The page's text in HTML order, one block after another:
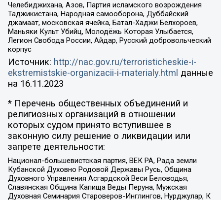
Челебиджихана, Азов, Партия исламского возрождения
Таджикистана, Народная самооборона, Дуббайский
джамаат, московская ячейка, Батал-Хаджи Белхороев,
Маньяки Культ Убийц, Молодёжь Которая Улыбается,
Легион Свобода России, Айдар, Русский добровольческий
корпус
Источник: http://nac.gov.ru/terroristicheskie-i-
ekstremistskie-organizacii-i-materialy.html данные
на 16.11.2023
* Перечень общественных объединений и
религиозных организаций в отношении
которых судом принято вступившее в
законную силу решение о ликвидации или
запрете деятельности:
Национал-большевистская партия, ВЕК РА, Рада земли
Кубанской Духовно Родовой Державы Русь, Община
Духовного Управления Асгардской Веси Беловодья,
Славянская Община Капища Веды Перуна, Мужская
Духовная Семинария Староверов-Инглингов, Нурджулар, К